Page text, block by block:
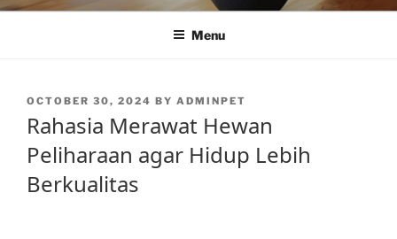
Menu
POSTED
OCTOBER 30, 2024 BY ADMINPET
Rahasia Merawat Hewan
Peliharaan agar Hidup Lebih
Berkualitas